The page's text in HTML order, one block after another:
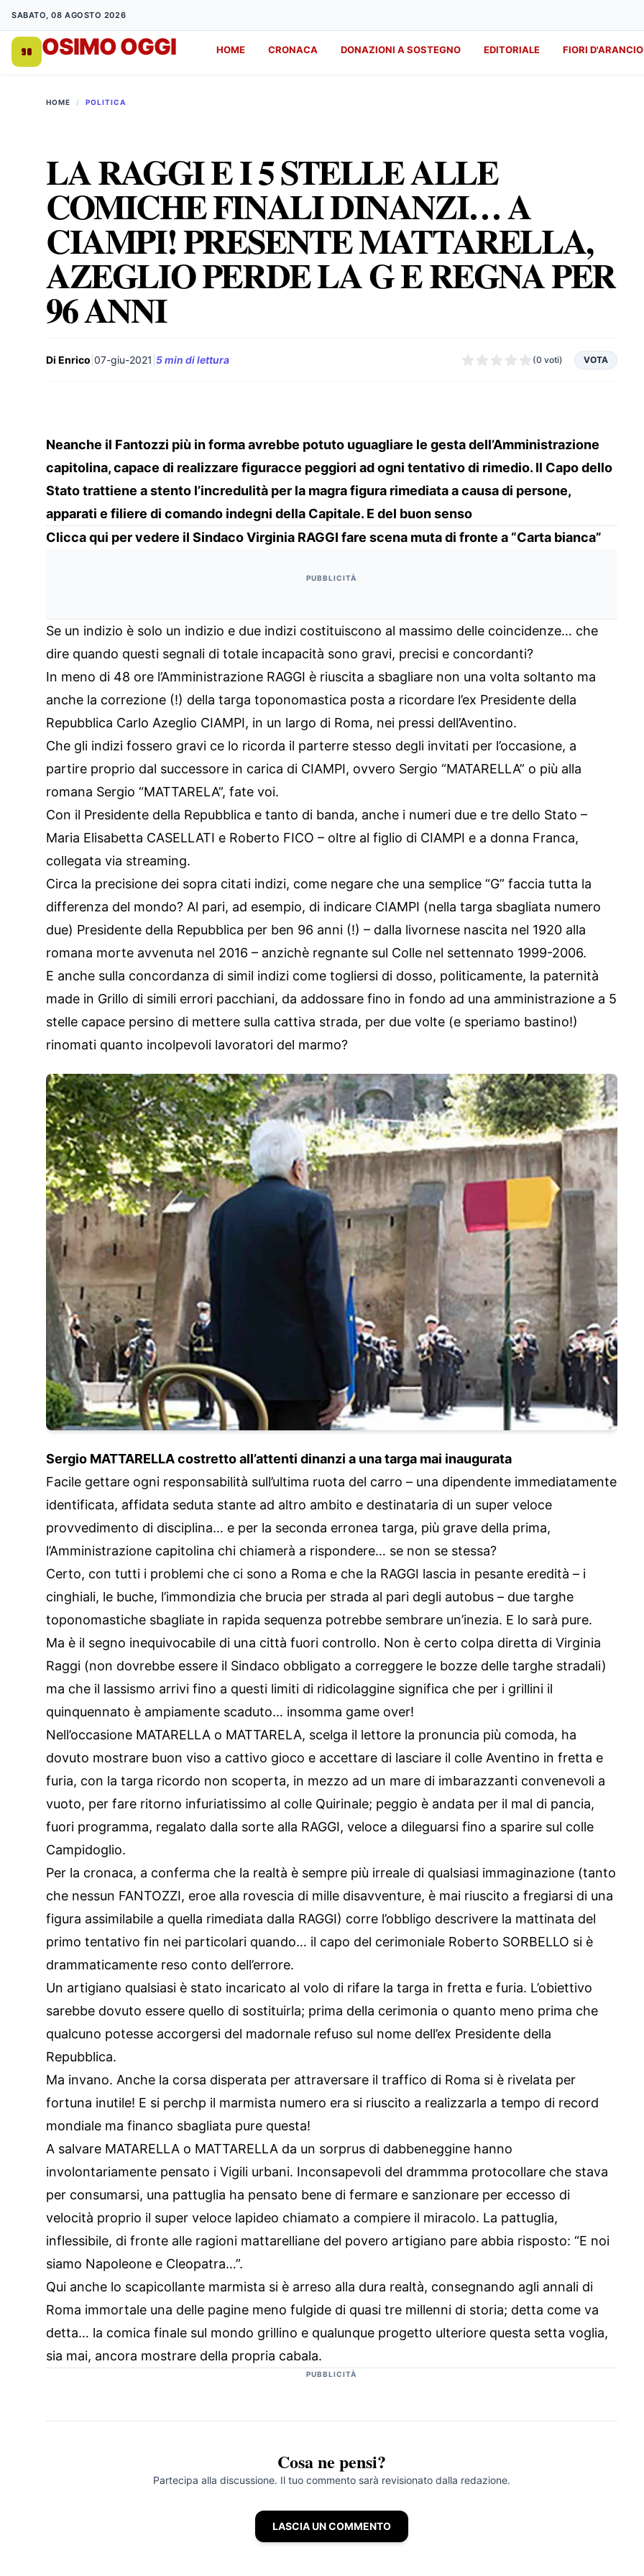
SABATO, 08 AGOSTO 2026
OSIMO OGGI HOME CRONACA DONAZIONI A SOSTEGNO EDITORIALE FIORI D'ARANCIO
HOME / POLITICA
LA RAGGI E I 5 STELLE ALLE
COMICHE FINALI DINANZI… A
CIAMPI! PRESENTE MATTARELLA,
AZEGLIO PERDE LA G E REGNA PER
96 ANNI
Di Enrico 07-giu-2021 5 min di lettura (0 voti) VOTA
Neanche il Fantozzi più in forma avrebbe potuto uguagliare le gesta dell’Amministrazione
capitolina, capace di realizzare figuracce peggiori ad ogni tentativo di rimedio. Il Capo dello
Stato trattiene a stento l’incredulità per la magra figura rimediata a causa di persone,
apparati e filiere di comando indegni della Capitale. E del buon senso
Clicca qui per vedere il Sindaco Virginia RAGGI fare scena muta di fronte a “Carta bianca”
PUBBLICITÀ
Se un indizio è solo un indizio e due indizi costituiscono al massimo delle coincidenze… che
dire quando questi segnali di totale incapacità sono gravi, precisi e concordanti?
In meno di 48 ore l’Amministrazione RAGGI è riuscita a sbagliare non una volta soltanto ma
anche la correzione (!) della targa toponomastica posta a ricordare l’ex Presidente della
Repubblica Carlo Azeglio CIAMPI, in un largo di Roma, nei pressi dell’Aventino.
Che gli indizi fossero gravi ce lo ricorda il parterre stesso degli invitati per l’occasione, a
partire proprio dal successore in carica di CIAMPI, ovvero Sergio “MATARELLA” o più alla
romana Sergio “MATTARELA”, fate voi.
Con il Presidente della Repubblica e tanto di banda, anche i numeri due e tre dello Stato –
Maria Elisabetta CASELLATI e Roberto FICO – oltre al figlio di CIAMPI e a donna Franca,
collegata via streaming.
Circa la precisione dei sopra citati indizi, come negare che una semplice “G” faccia tutta la
differenza del mondo? Al pari, ad esempio, di indicare CIAMPI (nella targa sbagliata numero
due) Presidente della Repubblica per ben 96 anni (!) – dalla livornese nascita nel 1920 alla
romana morte avvenuta nel 2016 – anzichè regnante sul Colle nel settennato 1999-2006.
E anche sulla concordanza di simil indizi come togliersi di dosso, politicamente, la paternità
made in Grillo di simili errori pacchiani, da addossare fino in fondo ad una amministrazione a 5
stelle capace persino di mettere sulla cattiva strada, per due volte (e speriamo bastino!)
rinomati quanto incolpevoli lavoratori del marmo?
Sergio MATTARELLA costretto all’attenti dinanzi a una targa mai inaugurata
Facile gettare ogni responsabilità sull’ultima ruota del carro – una dipendente immediatamente
identificata, affidata seduta stante ad altro ambito e destinataria di un super veloce
provvedimento di disciplina… e per la seconda erronea targa, più grave della prima,
l’Amministrazione capitolina chi chiamerà a rispondere… se non se stessa?
Certo, con tutti i problemi che ci sono a Roma e che la RAGGI lascia in pesante eredità – i
cinghiali, le buche, l’immondizia che brucia per strada al pari degli autobus – due targhe
toponomastiche sbagliate in rapida sequenza potrebbe sembrare un’inezia. E lo sarà pure.
Ma è il segno inequivocabile di una città fuori controllo. Non è certo colpa diretta di Virginia
Raggi (non dovrebbe essere il Sindaco obbligato a correggere le bozze delle targhe stradali)
ma che il lassismo arrivi fino a questi limiti di ridicolaggine significa che per i grillini il
quinquennato è ampiamente scaduto… insomma game over!
Nell’occasione MATARELLA o MATTARELA, scelga il lettore la pronuncia più comoda, ha
dovuto mostrare buon viso a cattivo gioco e accettare di lasciare il colle Aventino in fretta e
furia, con la targa ricordo non scoperta, in mezzo ad un mare di imbarazzanti convenevoli a
vuoto, per fare ritorno infuriatissimo al colle Quirinale; peggio è andata per il mal di pancia,
fuori programma, regalato dalla sorte alla RAGGI, veloce a dileguarsi fino a sparire sul colle
Campidoglio.
Per la cronaca, a conferma che la realtà è sempre più irreale di qualsiasi immaginazione (tanto
che nessun FANTOZZI, eroe alla rovescia di mille disavventure, è mai riuscito a fregiarsi di una
figura assimilabile a quella rimediata dalla RAGGI) corre l’obbligo descrivere la mattinata del
primo tentativo fin nei particolari quando… il capo del cerimoniale Roberto SORBELLO si è
drammaticamente reso conto dell’errore.
Un artigiano qualsiasi è stato incaricato al volo di rifare la targa in fretta e furia. L’obiettivo
sarebbe dovuto essere quello di sostituirla; prima della cerimonia o quanto meno prima che
qualcuno potesse accorgersi del madornale refuso sul nome dell’ex Presidente della
Repubblica.
Ma invano. Anche la corsa disperata per attraversare il traffico di Roma si è rivelata per
fortuna inutile! E si perchp il marmista numero era si riuscito a realizzarla a tempo di record
mondiale ma financo sbagliata pure questa!
A salvare MATARELLA o MATTARELLA da un sorprus di dabbeneggine hanno
involontariamente pensato i Vigili urbani. Inconsapevoli del drammma protocollare che stava
per consumarsi, una pattuglia ha pensato bene di fermare e sanzionare per eccesso di
velocità proprio il super veloce lapideo chiamato a compiere il miracolo. La pattuglia,
inflessibile, di fronte alle ragioni mattarelliane del povero artigiano pare abbia risposto: “E noi
siamo Napoleone e Cleopatra…”.
Qui anche lo scapicollante marmista si è arreso alla dura realtà, consegnando agli annali di
Roma immortale una delle pagine meno fulgide di quasi tre millenni di storia; detta come va
detta… la comica finale sul mondo grillino e qualunque progetto ulteriore questa setta voglia,
sia mai, ancora mostrare della propria cabala.
PUBBLICITÀ
Cosa ne pensi?
Partecipa alla discussione. Il tuo commento sarà revisionato dalla redazione.
LASCIA UN COMMENTO